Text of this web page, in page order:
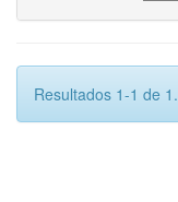
Resultados 1-1 de 1.